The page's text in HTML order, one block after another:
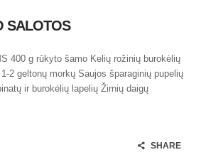
SALOTOS
400 g rūkyto šamo Kelių rožinių burokėlių
2 geltonų morkų Saujos šparaginių pupelių
ir burokėlių lapelių Žirnių daigų
SHARE